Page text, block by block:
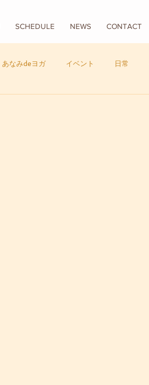
SCHEDULE NEWS CONTACT
あなみdeヨガ イベント 日常